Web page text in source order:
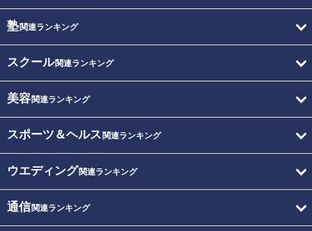
塾関連ランキング
スクール関連ランキング
美容関連ランキング
スポーツ＆ヘルス 関連ランキング
ウエディング関連ランキング
通信関連ランキング